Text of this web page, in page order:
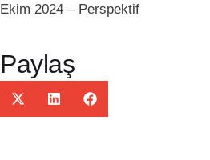
Ekim 2024 – Perspektif
Paylaş